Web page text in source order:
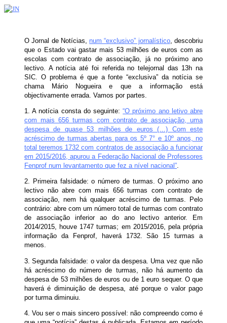
O Jornal de Notícias, num “exclusivo” jornalístico, descobriu
que o Estado vai gastar mais 53 milhões de euros com as
escolas com contrato de associação, já no próximo ano
lectivo. A notícia até foi referida no telejornal das 13h na
SIC. O problema é que a fonte “exclusiva” da notícia se
chama Mário Nogueira e que a informação está
objectivamente errada. Vamos por partes.
1. A notícia consta do seguinte:“O próximo ano letivo abre
com mais 656 turmas com contrato de associação, uma
despesa de quase 53 milhões de euros (…) Com este
acréscimo de turmas abertas para os 5º 7° e 10º anos, no
total teremos 1732 com contratos de associação a funcionar
em 2015/2016, apurou a Federação Nacional de Professores
Fenprof num levantamento que fez a nível nacional”.
2. Primeira falsidade: o número de turmas. O próximo ano
lectivo não abre com mais 656 turmas com contrato de
associação, nem há qualquer acréscimo de turmas. Pelo
contrário: abre com um número total de turmas com contrato
de associação inferior ao do ano lectivo anterior. Em
2014/2015, houve 1747 turmas; em 2015/2016, pela própria
informação da Fenprof, haverá 1732. São 15 turmas a
menos.
3. Segunda falsidade: o valor da despesa. Uma vez que não
há acréscimo do número de turmas, não há aumento da
despesa de 53 milhões de euros ou de 1 euro sequer. O que
haverá é diminuição de despesa, até porque o valor pago
por turma diminuiu.
4. Vou ser o mais sincero possível: não compreendo como é